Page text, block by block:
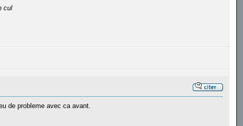
cul
de probleme avec ca avant.